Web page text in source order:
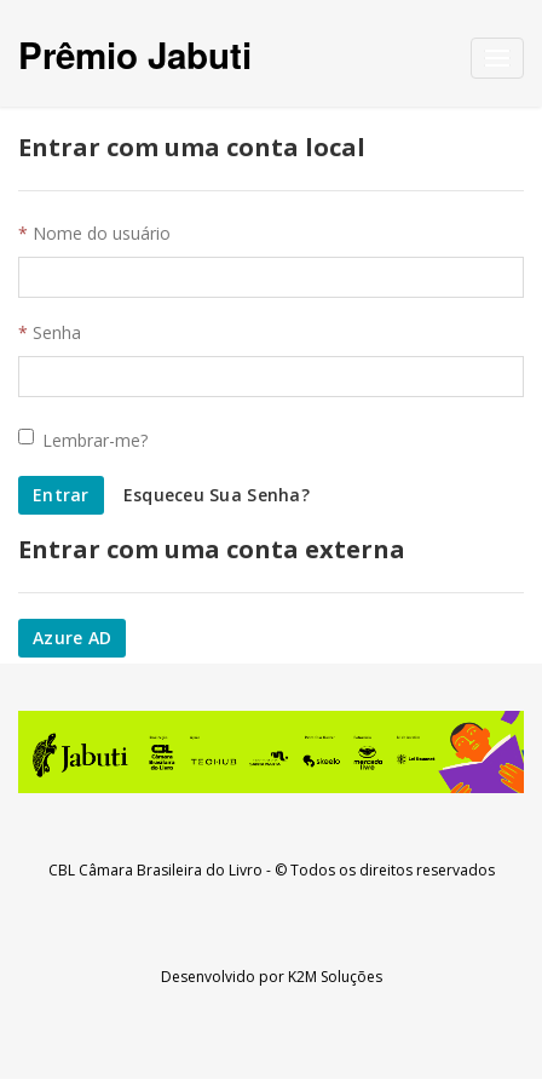
Prêmio Jabuti
Entrar com uma conta local
Nome do usuário
Senha
Lembrar-me?
Entrar Esqueceu Sua Senha?
Entrar com uma conta externa
Azure AD
CBL Câmara Brasileira do Livro - © Todos os direitos reservados
Desenvolvido porK2M Soluções